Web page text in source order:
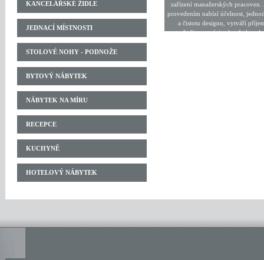
KANCELÁŘSKÉ ŽIDLE
JEDNACÍ MÍSTNOSTI
STOLOVÉ NOHY - PODNOŽE
BYTOVÝ NÁBYTEK
NÁBYTEK NA MÍRU
RECEPCE
KUCHYNĚ
HOTELOVÝ NÁBYTEK
zařízení manažerských pracoven.
provedením nabízí účelnost,
a čistotu designu, vytváří
prostředí pro práci celou řadou